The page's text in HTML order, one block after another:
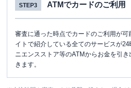
STEP3 ATMでカードのご利用
審査に通った時点でカードのご利用が可
イトで紹介している全てのサービスが
ニエンスストア等のATMからお金を引
きます。